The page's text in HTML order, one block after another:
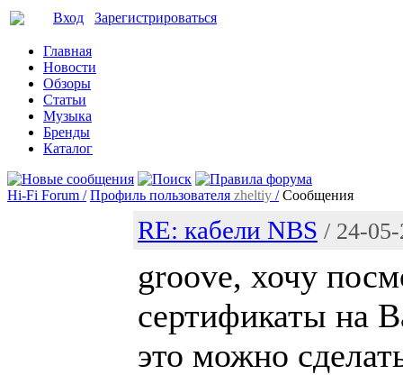
Вход Зарегистрироваться
Главная
Новости
Обзоры
Статьи
Музыка
Бренды
Каталог
Hi-Fi Forum / Профиль пользователя zheltiy / Сообщения
RE: кабели NBS / 24-
groove, хочу
сертификаты на
это можно